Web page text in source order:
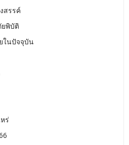
สรรค์
พิบัติ
ในปัจจุบัน
ร่